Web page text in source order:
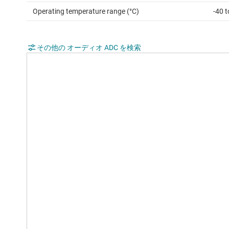
Operating temperature range (°C) -40
その他の オーディオ ADC を検索